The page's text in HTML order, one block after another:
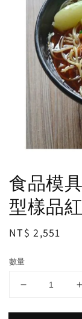
食品模
型樣品
Regular
NT$ 2,551
數量